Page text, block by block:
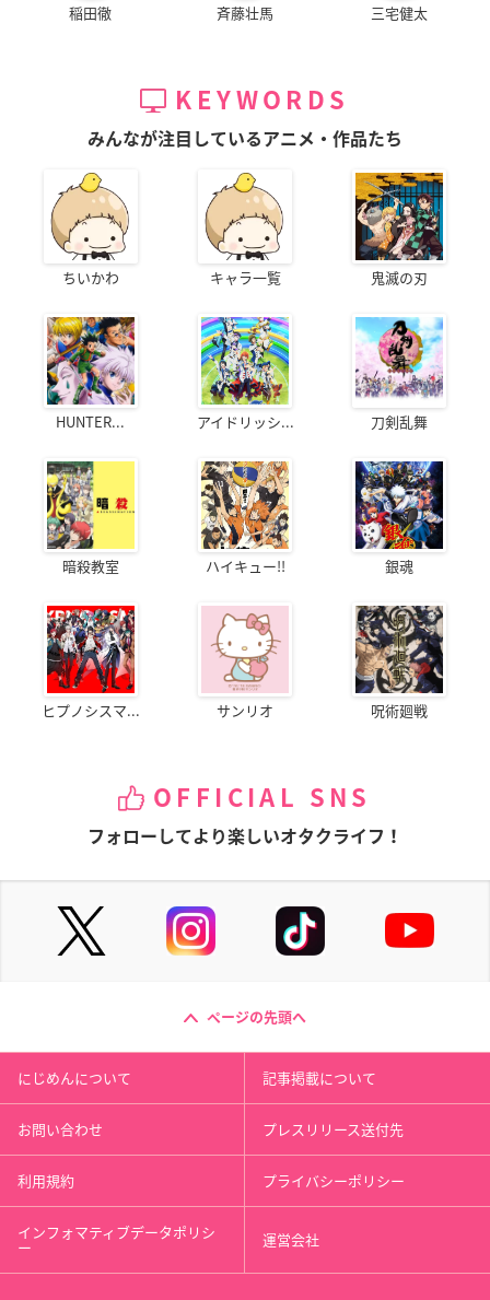
稲田徹 斉藤壮馬 三宅健太
KEYWORDS
みんなが注目しているアニメ・作品たち
ちいかわ キャラ一覧 鬼滅の刃
HUNTER... アイドリッシ... 刀剣乱舞
暗殺教室 ハイキュー!! 銀魂
ヒプノシスマ... サンリオ 呪術廻戦
OFFICIAL SNS
フォローしてより楽しいオタクライフ！
ページの先頭へ
にじめんについて 記事掲載について
お問い合わせ プレスリリース送付先
利用規約 プライバシーポリシー
インフォマティブデータポリシ
ー 運営会社